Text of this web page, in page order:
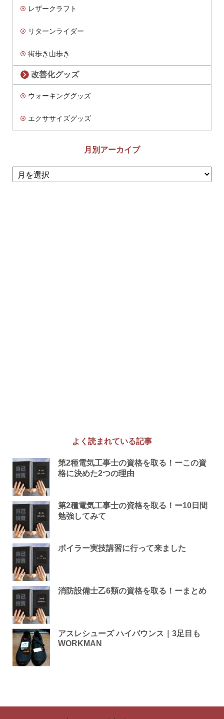
レザークラフト
リターンライダー
街歩き山歩き
改善化グッズ
ウォーキンググッズ
エクササイズグッズ
月別アーカイブ
よく読まれている記事
第2種電気工事士の資格を取る！ーこの資
格に決めた2つの理由
第2種電気工事士の資格を取る！ー10日間
勉強してみて
ボイラー実技講習に行って来ました
消防設備士乙6類の資格を取る！ーまとめ
アスレシューズ ハイバウンス｜3足目も
WORKMAN